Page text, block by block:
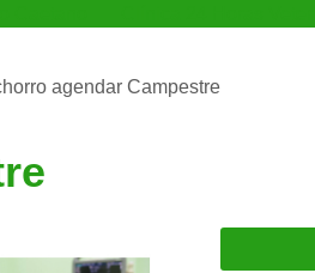
em Cães e Gatos
Santo André
de Ozonioterapia para
agendar Campestre